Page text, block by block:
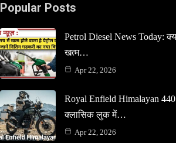
Popular Posts
Petrol Diesel News Today:
खत्म…
Apr 22, 2026
Royal Enfield Himalayan
क्लासिक लुक में…
Apr 22, 2026